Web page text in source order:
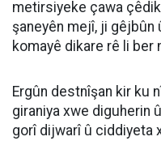
metirsiyeke çawa
şaneyên mejî, ji gêjbûn
komayê dikare rê li ber
Ergûn destnîşan kir ku
giraniya xwe diguherin
gorî dijwarî û ciddiyeta